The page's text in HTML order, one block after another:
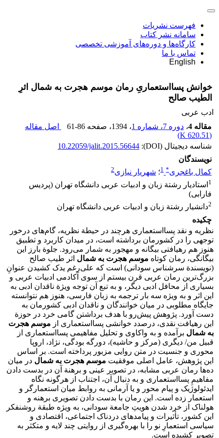
فهرست نشریات
سامانه نشر کتاب
کارگاه‌ها و دوره‌های آموزشی تخصصی
تماس با ما
English
خوانش پسااستعماریِ رمان موسم هجرت به شمال اثرِ
الطیب صالح
ادب عربی
مقاله 4
، دوره 7، شماره 1 ، 1394 ، صفحه 61-86
اصل مقاله
(
620.51 K
)
شناسه دیجیتال (DOI):
10.22059/jalit.2015.56644
نویسندگان
کمال باغجری*
1؛ شهریار نیازی2
1 استادیار رشتة زبان و ادبیات عربی دانشگاه تهران (پردیس
فارابی)
2دانشیار رشتة زبان و ادبیات عربی دانشگاه تهران
چکیده
نظریه و نقد پسااستعماری هرچند در حیطة نظریه، گام‌های درخور
توجهی را در کشورمان برداشته است، در میدان کاربرد و تطبیق
هنوز هم رهیافتی بیگانه و مهجور به شمار می‌رود. جلوة بارز این
بیگانگی، رمان کوتاه موسم هجرت به شمال اثر طیب صالح
(نویسندة سرشناس سودانی) است که علی‌رغم یدک کشیدن عنوانِ
بزرگ‌ترین رمان عربی قرن بیستم از سوی آکادمی ادبیات عربی و
بسیاری از محافل ادبی دیگر، و به تبع آن توجه ویژة ناقدان ادبی به
این اثر و به ویژه سه بار ترجمه به زبان فارسی، هنوز هم نتوانسته
جایگاه مطلوبی در میان خوانندگان و ناقدان ادبی کشورمان به
دست آورد. پژوهش پیش‌رو با هدف برداشتن گامی خرد در حوزة
این رهیافت نقدی، درصدد خوانشی پسااستعماری از موسم هجرت
به شمال برآمده و به واکاوی و تحلیل مفاهیمی پسااستعماری از
قبیل من/ دیگری (مرکز و حاشیه)، دورگه ‌بودگی، نژاد، اروپا
محوری و جنسیت در متن روایی مزبور پرداخته است. بر اساس
این پژوهش، عامل اصلی موفقیت موسم هجرت به شمال در میان
ده‌ها رمان عربی مشابه، در تصویر عینی و برهنة آن در بدست دادن
مفاهیمِ پسااستعماری و به دنبال آن، اجتناب از هرگونه نگاه
ایدئولوژیک و پیام محور و یا آرمانی به روابط میان استعمارگر و
استعمار زده است. این رمان با بدست دادن تصویری برهنه و
هولناک از خرد شدن هویتِ جامعة سودانی، به ‌ویژه طبقة روشنفکر
این کشور، تأثیرات و پیامدهای دردناک اجتماعی، اقتصادی و
سیاسی استعمارِ نو را با بهره‌گیری از روایتی چند لایه و متکثر به
تصویر کشیده است.